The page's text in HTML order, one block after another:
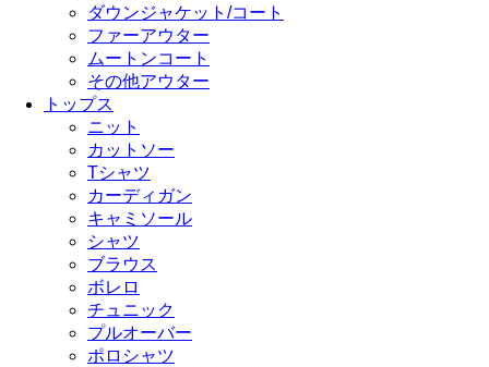
ダウンジャケット/コート
ファーアウター
ムートンコート
その他アウター
トップス
ニット
カットソー
Tシャツ
カーディガン
キャミソール
シャツ
ブラウス
ボレロ
チュニック
プルオーバー
ポロシャツ